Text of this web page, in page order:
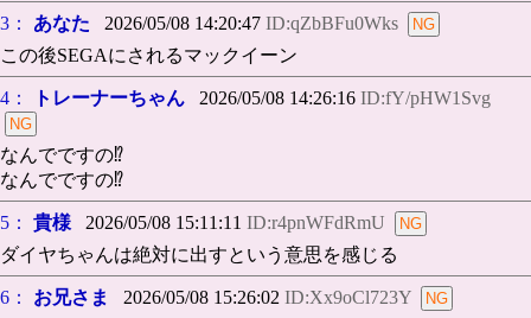
3： あなた 2026/05/08 14:20:47 ID:qZbBFu0Wks
この後SEGAにされるマックイーン
4： トレーナーちゃん 2026/05/08 14:26:16 ID:fY/pHW1Svg
なんでですの⁉️
なんでですの⁉️
5： 貴様 2026/05/08 15:11:11 ID:r4pnWFdRmU
ダイヤちゃんは絶対に出すという意思を感じる
6： お兄さま 2026/05/08 15:26:02 ID:Xx9oCl723Y